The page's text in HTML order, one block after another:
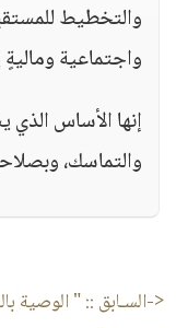
والتخطيط
واجتماعية وماليةٍ
إنها الأساس الذي
والتماسك،
<-السـابق ::" الوصية